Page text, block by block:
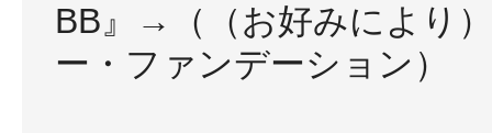
BB』→（（お好みにより
ー・ファンデーション）